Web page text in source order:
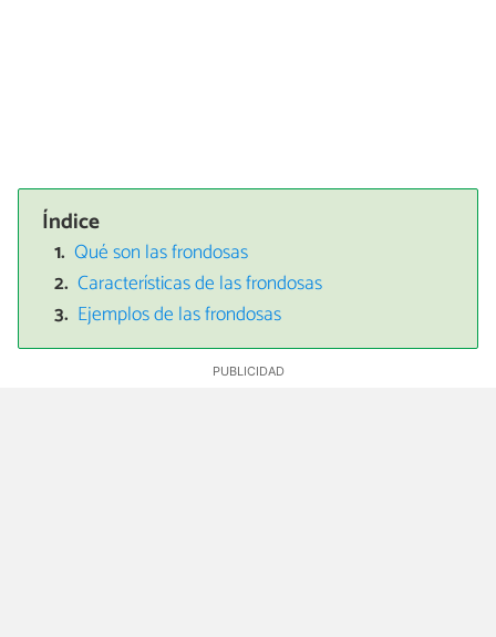
Índice
Qué son las frondosas
Características de las frondosas
Ejemplos de las frondosas